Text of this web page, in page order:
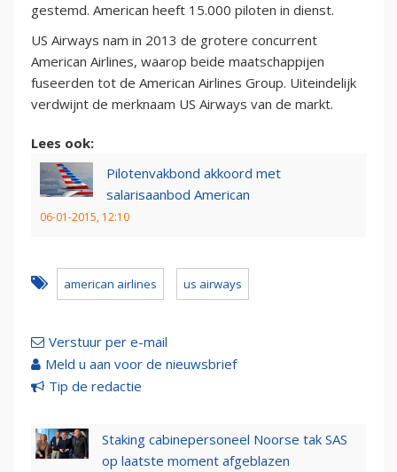
gestemd. American heeft 15.000 piloten in dienst.
US Airways nam in 2013 de grotere concurrent
American Airlines, waarop beide maatschappijen
fuseerden tot de American Airlines Group. Uiteindelijk
verdwijnt de merknaam US Airways van de markt.
Lees ook:
Pilotenvakbond akkoord met
salarisaanbod American
06-01-2015, 12:10
american airlines us airways
Verstuur per e-mail
Meld u aan voor de nieuwsbrief
Tip de redactie
Staking cabinepersoneel Noorse tak SAS
op laatste moment afgeblazen